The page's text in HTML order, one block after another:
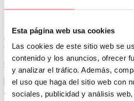
Esta página web usa cookies
Las cookies de este sitio web se
contenido y los anuncios, ofrecer
y analizar el tráfico. Además,
el uso que haga del sitio web con
sociales, publicidad y análisis
El cojín redondo, un clásico que
madre o abuela, ha vuelto. En todas sus
Vidal ha apostado esta nueva temporada
este clásico. Lo podemos encontrar
Confeccionado con tejidos
0
0
17 Jul 2020
MASCARILLA higienica reutilizable